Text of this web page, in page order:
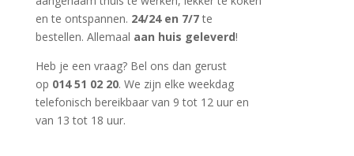
en te ontspannen. 24/24 en 7/7te
bestellen. Allemaal aan huis geleverd!
Heb je een vraag? Bel ons dan gerust
op 014 51 02 20. We zijn elke weekdag
telefonisch bereikbaar van 9 tot 12 uur en
van 13 tot 18 uur.